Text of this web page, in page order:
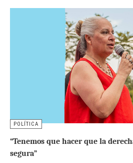
POLÍTICA
“Tenemos que hacer que la
segura”